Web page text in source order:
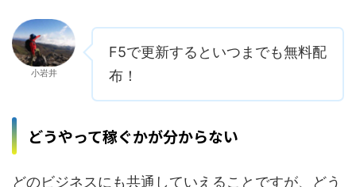
小岩井
F5で更新するといつまでも無料配
布！
どうやって稼ぐかが分からない
どのビジネスにも共通していえることですが、どう